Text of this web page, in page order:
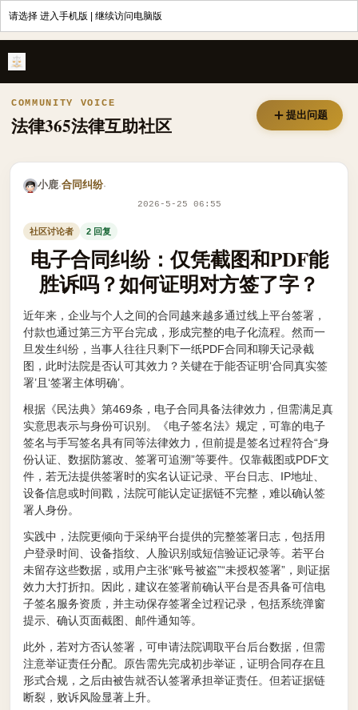
请选择 进入手机版 继续访问电脑版
COMMUNITY VOICE
法律365法律互助社区 提出问题
小鹿·合同纠纷·
2026-5-25 06:55
社区讨论者 2 回复
电子合同纠纷：仅凭截图和PDF能
胜诉吗？如何证明对方签了字？
近年来，企业与个人之间的合同越来越多通过线上平台签署，
付款也通过第三方平台完成，形成完整的电子化流程。然而一
旦发生纠纷，当事人往往只剩下一纸PDF合同和聊天记录截
图，此时法院是否认可其效力？关键在于能否证明‘合同真实签
署’且‘签署主体明确’。
根据《民法典》第469条，电子合同具备法律效力，但需满足真
实意思表示与身份可识别。《电子签名法》规定，可靠的电子
签名与手写签名具有同等法律效力，但前提是签名过程符合“身
份认证、数据防篡改、签署可追溯”等要件。仅靠截图或PDF文
件，若无法提供签署时的实名认证记录、平台日志、IP地址、
设备信息或时间戳，法院可能认定证据链不完整，难以确认签
署人身份。
实践中，法院更倾向于采纳平台提供的完整签署日志，包括用
户登录时间、设备指纹、人脸识别或短信验证记录等。若平台
未留存这些数据，或用户主张“账号被盗”“未授权签署”，则证据
效力大打折扣。因此，建议在签署前确认平台是否具备可信电
子签名服务资质，并主动保存签署全过程记录，包括系统弹窗
提示、确认页面截图、邮件通知等。
此外，若对方否认签署，可申请法院调取平台后台数据，但需
注意举证责任分配。原告需先完成初步举证，证明合同存在且
形式合规，之后由被告就否认签署承担举证责任。但若证据链
断裂，败诉风险显著上升。